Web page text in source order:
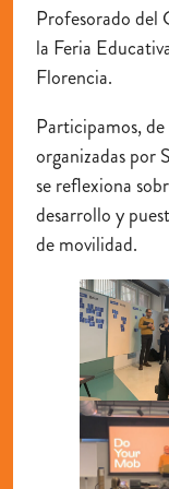
Profesorado del
la Feria
Florencia.
Participamos,
organizadas por
se reflexiona
desarrollo y
de movilidad.